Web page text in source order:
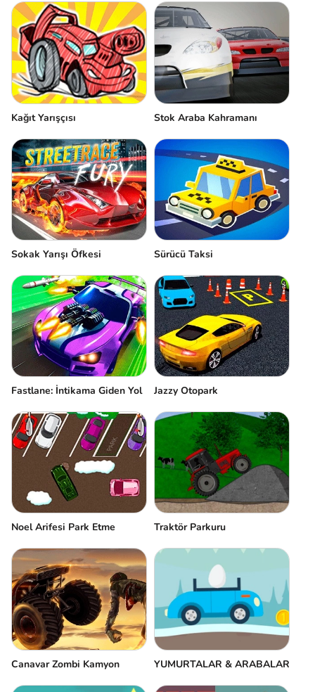
Kağıt Yarışçısı Stok Araba Kahramanı
Sokak Yarışı Öfkesi Sürücü Taksi
Fastlane: İntikama Giden Yol Jazzy Otopark
Noel Arifesi Park Etme Traktör Parkuru
Canavar Zombi Kamyon YUMURTALAR & ARABALAR